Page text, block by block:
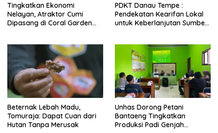
Tingkatkan Ekonomi
Nelayan, Atraktor Cumi
Dipasang di Coral Garden
PDKT Danau Tempe :
Pendekatan Kearifan Lokal
untuk Keberlanjutan Sumber
Beternak Lebah Madu,
Tomuraja: Dapat Cuan dari
Hutan Tanpa Merusak
Unhas Dorong Petani
Bantaeng Tingkatkan
Produksi Padi Genjah